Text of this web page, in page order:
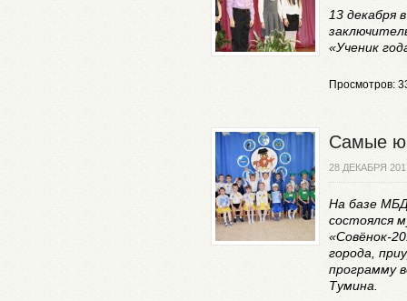
13 декабря
«Ученик
Просмотров:
Самые
28 ДЕКАБРЯ
На базе
состоялся
«Совёнок-
города,
программу
Тумина.